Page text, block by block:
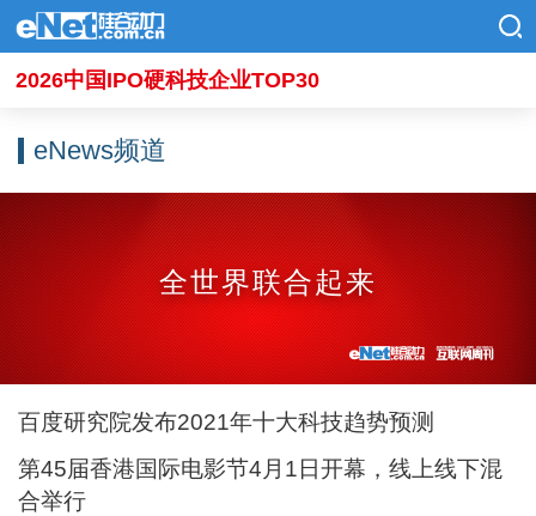
2026中国IPO硬科技企业TOP30
eNews频道
全世界联合起来
百度研究院发布2021年十大科技趋势预测
第45届香港国际电影节4月1日开幕，线上线下混
合举行